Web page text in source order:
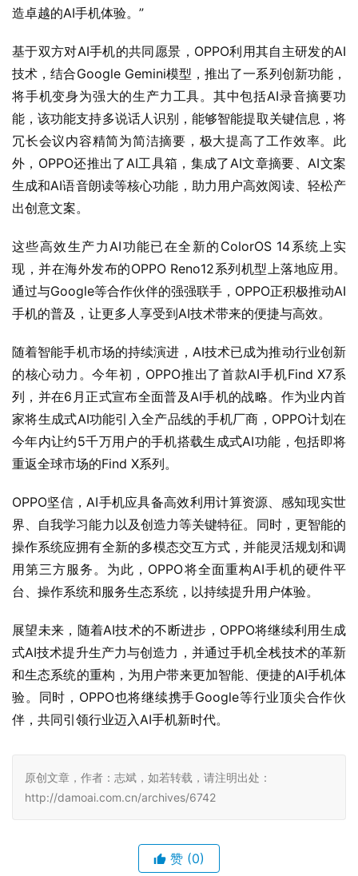
造卓越的AI手机体验。”
基于双方对AI手机的共同愿景，OPPO利用其自主研发的AI
技术，结合Google Gemini模型，推出了一系列创新功能，
将手机变身为强大的生产力工具。其中包括AI录音摘要功
能，该功能支持多说话人识别，能够智能提取关键信息，将
冗长会议内容精简为简洁摘要，极大提高了工作效率。此
外，OPPO还推出了AI工具箱，集成了AI文章摘要、AI文案
生成和AI语音朗读等核心功能，助力用户高效阅读、轻松产
出创意文案。
这些高效生产力AI功能已在全新的ColorOS 14系统上实
现，并在海外发布的OPPO Reno12系列机型上落地应用。
通过与Google等合作伙伴的强强联手，OPPO正积极推动AI
手机的普及，让更多人享受到AI技术带来的便捷与高效。
随着智能手机市场的持续演进，AI技术已成为推动行业创新
的核心动力。今年初，OPPO推出了首款AI手机Find X7系
列，并在6月正式宣布全面普及AI手机的战略。作为业内首
家将生成式AI功能引入全产品线的手机厂商，OPPO计划在
今年内让约5千万用户的手机搭载生成式AI功能，包括即将
重返全球市场的Find X系列。
OPPO坚信，AI手机应具备高效利用计算资源、感知现实世
界、自我学习能力以及创造力等关键特征。同时，更智能的
操作系统应拥有全新的多模态交互方式，并能灵活规划和调
用第三方服务。为此，OPPO将全面重构AI手机的硬件平
台、操作系统和服务生态系统，以持续提升用户体验。
展望未来，随着AI技术的不断进步，OPPO将继续利用生成
式AI技术提升生产力与创造力，并通过手机全栈技术的革新
和生态系统的重构，为用户带来更加智能、便捷的AI手机体
验。同时，OPPO也将继续携手Google等行业顶尖合作伙
伴，共同引领行业迈入AI手机新时代。
原创文章，作者：志斌，如若转载，请注明出处：
http://damoai.com.cn/archives/6742
赞 (0)